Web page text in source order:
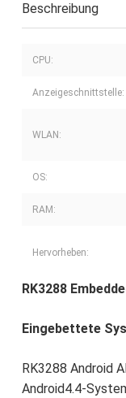
Beschreibung
CPU:
Anzeigeschnittstelle:
WLAN:
OS:
RAM:
Hervorheben:
RK3288
Eingebettete
RK3288 Android
Android4.4-